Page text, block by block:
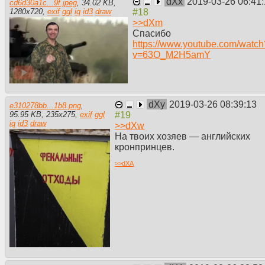
cd6d30a1c...9f.jpeg, 34.02 KB,
1280x720, exif ggl iq id3 draw
>>dXm
Спасибо
https://www.youtube.com/
v=63O_M2H5amY
e310278bb...1b8.png,
95.95 KB, 235x275, exif ggl
iq id3 draw
dXy 2019-03-26 08:39:13
>>dXw
На твоих хозяев — английских
кронпринцев.
>>dXA